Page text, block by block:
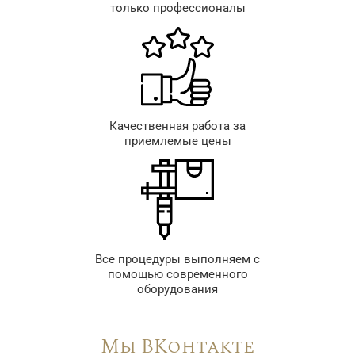
только профессионалы
Качественная работа за
приемлемые цены
Все процедуры выполняем с
помощью современного
оборудования
Мы ВКонтакте